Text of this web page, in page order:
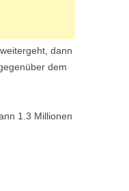
dann
dem
1.3 Millionen